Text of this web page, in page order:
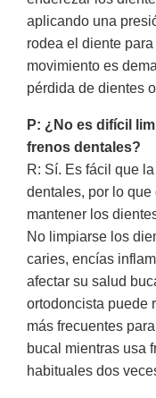
aplicando una
rodea el diente
movimiento es
pérdida de dientes
P: ¿No es difícil
frenos dentales?
R: Sí. Es fácil que
dentales, por lo
mantener los
No limpiarse los
caries, encías
afectar su salud
ortodoncista puede
más frecuentes
bucal mientras usa
habituales dos